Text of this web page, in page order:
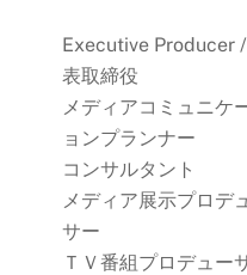
Executive Producer
表取締役
メディアコミュニケ
ョンプランナー
コンサルタント
メディア展示プロデ
サー
ＴＶ番組プロデュー